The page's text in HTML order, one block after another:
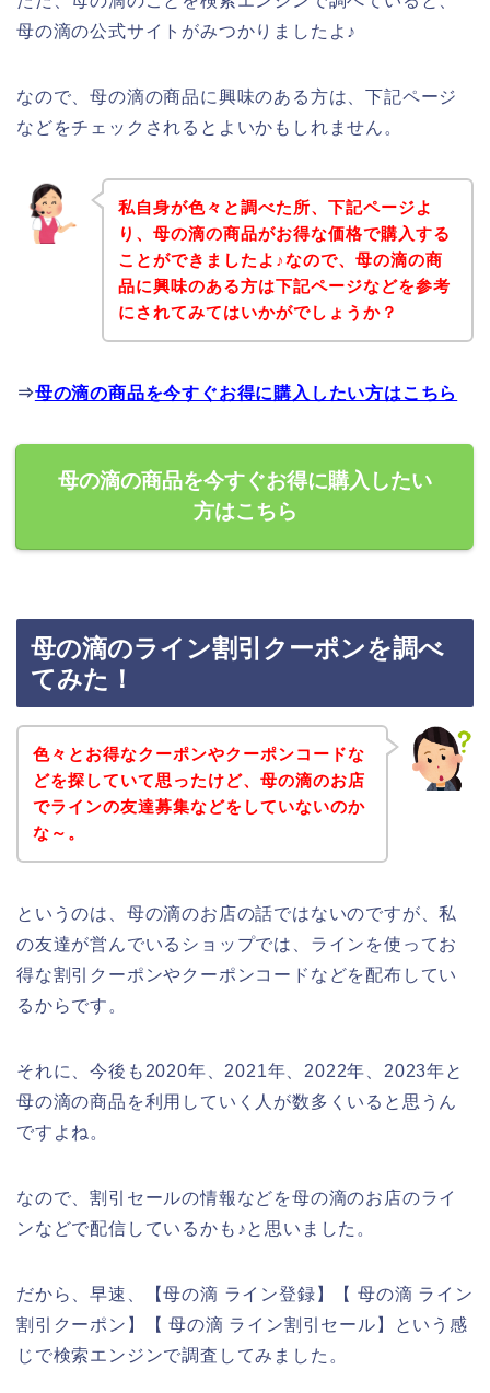
母の滴の公式サイトがみつかりましたよ♪
なので、母の滴の商品に興味のある方は、下記ページ
などをチェックされるとよいかもしれません。
私自身が色々と調べた所、下記ページよ
り、母の滴の商品がお得な価格で購入する
ことができましたよ♪なので、母の滴の商
品に興味のある方は下記ページなどを参考
にされてみてはいかがでしょうか？
⇒母の滴の商品を今すぐお得に購入したい方はこちら
母の滴の商品を今すぐお得に購入したい
方はこちら
母の滴のライン割引クーポンを調べ
てみた！
色々とお得なクーポンやクーポンコードな
どを探していて思ったけど、母の滴のお店
でラインの友達募集などをしていないのか
な～。
というのは、母の滴のお店の話ではないのですが、私
の友達が営んでいるショップでは、ラインを使ってお
得な割引クーポンやクーポンコードなどを配布してい
るからです。
それに、今後も2020年、2021年、2022年、2023年と
母の滴の商品を利用していく人が数多くいると思うん
ですよね。
なので、割引セールの情報などを母の滴のお店のライ
ンなどで配信しているかも♪と思いました。
だから、早速、【母の滴 ライン登録】【 母の滴 ライン
割引クーポン】【 母の滴 ライン割引セール】という感
じで検索エンジンで調査してみました。